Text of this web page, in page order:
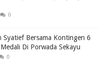
0
Syatief Bersama Kontingen 6
Di Porwada Sekayu
0